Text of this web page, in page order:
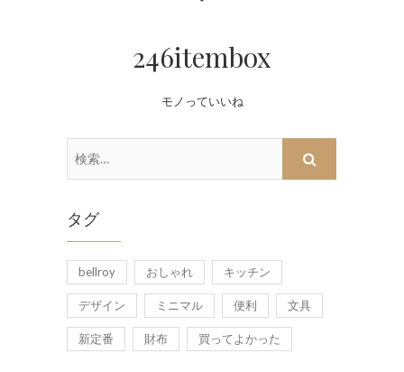
246itembox
モノっていいね
タグ
bellroy おしゃれ キッチン
デザイン ミニマル 便利 文具
新定番 財布 買ってよかった